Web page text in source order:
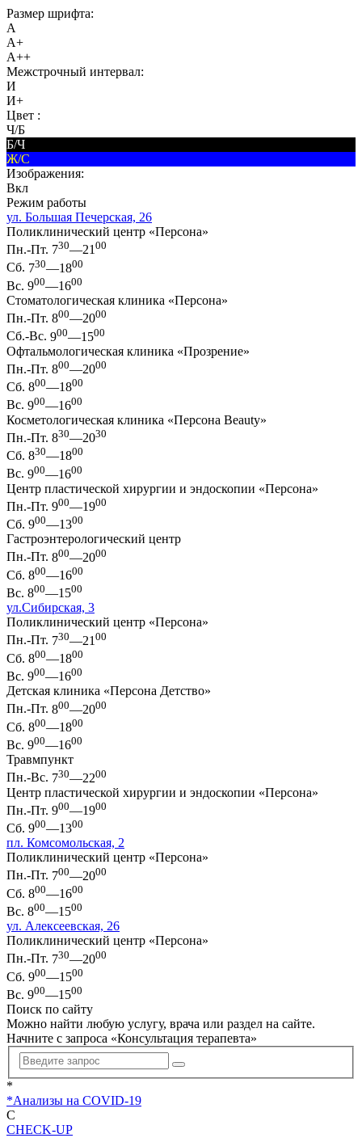
Размер шрифта:
A
A+
A++
Межстрочный интервал:
И
И+
Цвет :
Ч/Б
Б/Ч
Ж/С
Изображения:
Вкл
Режим работы
ул. Большая Печерская, 26
Поликлинический центр «Персона»
Пн.-Пт. 730—21 00
Сб. 730—1800
Вс. 900—1600
Стоматологическая клиника «Персона»
Пн.-Пт. 800—2000
Сб.-Вс. 900—1500
Офтальмологическая клиника «Прозрение»
Пн.-Пт. 800—2000
Сб. 800—1800
Вс. 900—1600
Косметологическая клиника «Персона Beauty»
Пн.-Пт. 830—2030
Сб. 830—1800
Вс. 900—1600
Центр пластической хирургии и эндоскопии «Персона»
Пн.-Пт. 900—1900
Сб. 900—1300
Гастроэнтерологический центр
Пн.-Пт. 800—2000
Сб. 800—1600
Вс. 800—1500
ул.Сибирская, 3
Поликлинический центр «Персона»
Пн.-Пт. 730—21 00
Сб. 800—1800
Вс. 900—1600
Детская клиника «Персона Детство»
Пн.-Пт. 800—2000
Сб. 800—1800
Вс. 900—1600
Травмпункт
Пн.-Вс. 730—2200
Центр пластической хирургии и эндоскопии «Персона»
Пн.-Пт. 900—1900
Сб. 900—1300
пл. Комсомольская, 2
Поликлинический центр «Персона»
Пн.-Пт. 700—2000
Сб. 800—1600
Вс. 800—1500
ул. Алексеевская, 26
Поликлинический центр «Персона»
Пн.-Пт. 730—2000
Сб. 900—1500
Вс. 900—1500
Поиск по сайту
Можно найти любую услугу, врача или раздел на сайте.
Начните с запроса «Консультация терапевта»
*
*Анализы на COVID-19
C
CHECK-UP